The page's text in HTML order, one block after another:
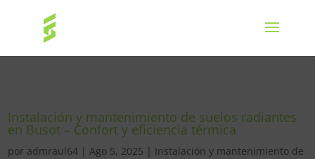
Instalación y mantenimiento de suelos radiantes
en Busot – Confort y eficiencia térmica
por admraul64 |Ago 5, 2025 | Instalación y mantenimiento de